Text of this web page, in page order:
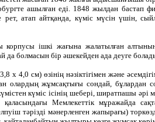
ашылған еді. 1848 жылдан бастап
атап айтқанда, күміс мүсін үшін,
ішкі жағына жалатылған
да болмасын бір әшекейден ада деуге
х 4,0 см) өзінің нәзіктігімен және
олардың жұмсақтығы сондай,
күміс ісінің шебері, ширатпашы
Мемлекеттік мұражайда
тәрізді мәнерленген жапырағы)